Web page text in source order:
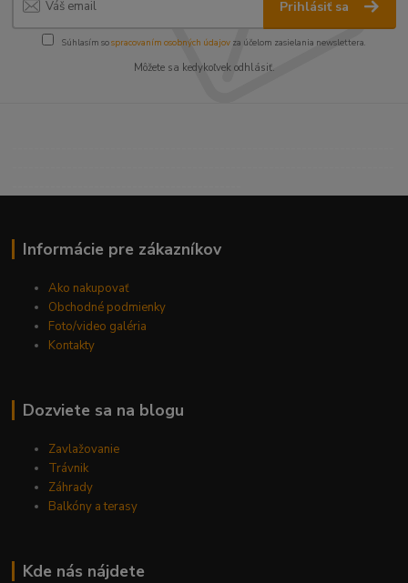
Prihlásiť sa
Súhlasím sospracovaním osobných údajov za účelom zasielania newslettera.
Môžete sa kedykoľvek odhlásiť.
Informácie pre zákazníkov
Ako nakupovať
Obchodné podmienky
Foto/video galéria
Kontakty
Dozviete sa na blogu
Zavlažovanie
Trávnik
Záhrady
Balkóny a terasy
Kde nás nájdete